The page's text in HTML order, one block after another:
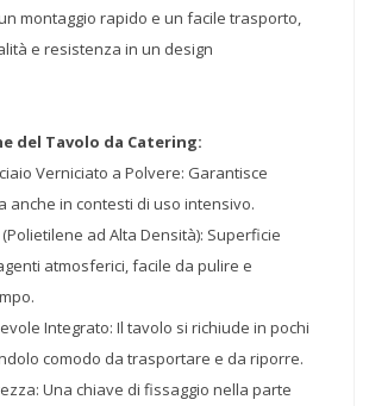
montaggio rapido e un facile trasporto,
e resistenza in un design
del Tavolo da Catering:
Verniciato a Polvere: Garantisce
anche in contesti di uso intensivo.
(Polietilene ad Alta Densità): Superficie
atmosferici, facile da pulire e
Integrato: Il tavolo si richiude in pochi
comodo da trasportare e da riporre.
Una chiave di fissaggio nella parte